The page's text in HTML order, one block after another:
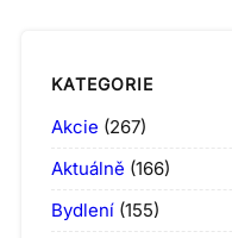
KATEGORIE
Akcie (267)
Aktuálně (166)
Bydlení (155)